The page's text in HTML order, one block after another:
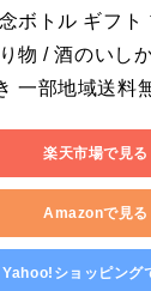
ボトル ギフト
り物 / 酒のいし
一部地域送料
楽天市場で見る
Amazonで見る
Yahoo!ショッピング